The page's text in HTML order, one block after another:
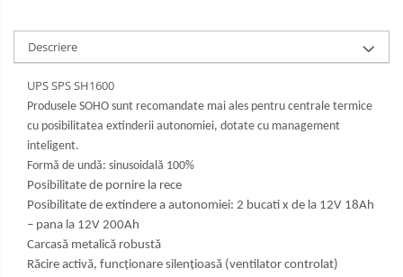
Descriere
UPS SPS SH1600
Produsele SOHO sunt recomandate mai ales pentru centrale termice
cu posibilitatea extinderii autonomiei, dotate cu management
inteligent.
Formă de undă: sinusoidală 100%
Posibilitate de pornire la rece
Posibilitate de extindere a autonomiei: 2 bucati x de la 12V 18Ah
– pana la 12V 200Ah
Carcasă metalică robustă
Răcire activă, funcționare silențioasă (ventilator controlat)